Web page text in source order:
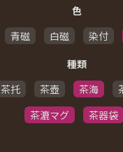
色
青磁 白磁 染付
種類
茶托 茶壺 茶海
茶漉マグ
茶器袋